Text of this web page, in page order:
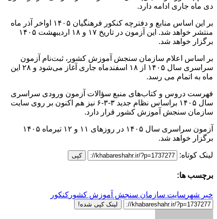
دی ماه جاری ادامه دارد.
بر این اساس منابع و دفترچه کنکور فرهنگیان ۱۴۰۵ اواخر آذر ماه
منتشر خواهد شد. این آزمون در تاریخ ۱۷ و ۱۸ اردیبهشت ۱۴۰۵
برگزار خواهد شد.
بر اساس اعلام سازمان سنجش آموزش کشور، ثبت‌نام آزمون
سراسری سال ۱۴۰۵ از ۱۸ اسفندماه جاری آغاز می‌شود و ۲۸ این
ماه به اتمام می رسد.
فهرست دروس و کتاب‌های منبع سؤالات آزمون ورودی سراسری
سال ۱۴۰۵ براساس نظام جدید ۳-۳-۶ نیز هم اکنون بر روی سایت
سازمان سنجش آموزش کشور قرار دارد.
آزمون سراسری سال ۱۴۰۵ در روزهای ۱۱ و ۱۲ تیرماه ۱۴۰۵
برگزار خواهد شد.
لینک کوتاه: کپی
برچسب ها:
خبر شهر سایت سازمان سنجش آموزش کشور کنکور
لینک کپی شده!